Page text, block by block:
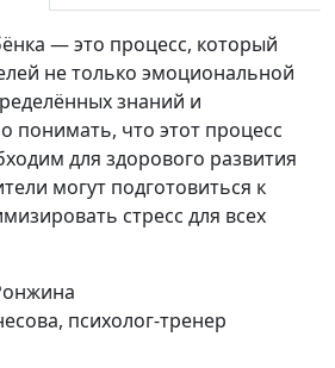
Аванесова, психолог-
тренер
#342
Анна Ронжина, Ольга
Аванесова, психолог-
тренер
#341
тренер
— это процесс, который
не только эмоциональной
знаний и
понимать, что этот процесс
для здорового развития
могут подготовиться к
стресс для всех
психолог-тренер